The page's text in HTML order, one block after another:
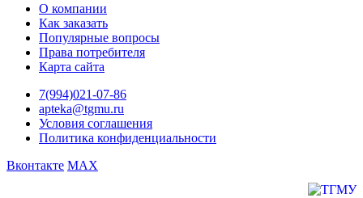
О компании
Как заказать
Популярные вопросы
Права потребителя
Карта сайта
7(994)021-07-86
apteka@tgmu.ru
Условия соглашения
Политика конфиденциальности
Вконтакте MAX